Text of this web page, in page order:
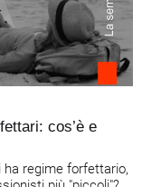
cos’è e
regime forfettario,